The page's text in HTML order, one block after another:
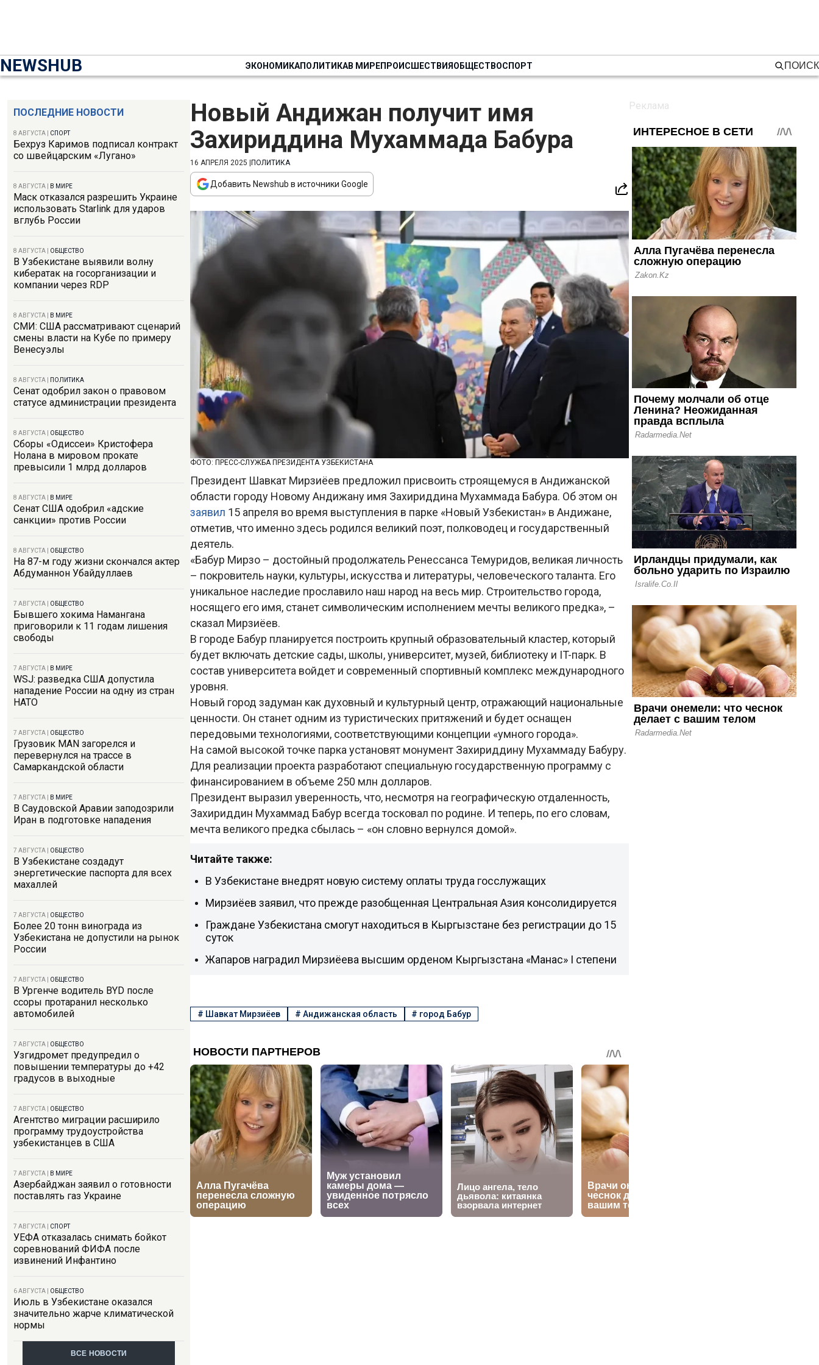
NEWSHUB ЭКОНОМИКАПОЛИТИКАВ МИРЕПРОИСШЕСТВИЯОБЩЕСТВОСПОРТ ПОИСК
ПОСЛЕДНИЕ НОВОСТИ
8 АВГУСТА СПОРТ
Бехруз Каримов подписал контракт
со швейцарским «Лугано»
8 АВГУСТА В МИРЕ
Маск отказался разрешить Украине
использовать Starlink для ударов
вглубь России
8 АВГУСТА ОБЩЕСТВО
В Узбекистане выявили волну
кибератак на госорганизации и
компании через RDP
8 АВГУСТА В МИРЕ
СМИ: США рассматривают сценарий
смены власти на Кубе по примеру
Венесуэлы
8 АВГУСТА ПОЛИТИКА
Сенат одобрил закон о правовом
статусе администрации президента
8 АВГУСТА ОБЩЕСТВО
Сборы «Одиссеи» Кристофера
Нолана в мировом прокате
превысили 1 млрд долларов
8 АВГУСТА В МИРЕ
Сенат США одобрил «адские
санкции» против России
8 АВГУСТА ОБЩЕСТВО
На 87-м году жизни скончался актер
Абдуманнон Убайдуллаев
7 АВГУСТА ОБЩЕСТВО
Бывшего хокима Намангана
приговорили к 11 годам лишения
свободы
7 АВГУСТА В МИРЕ
WSJ: разведка США допустила
нападение России на одну из стран
НАТО
7 АВГУСТА ОБЩЕСТВО
Грузовик MAN загорелся и
перевернулся на трассе в
Самаркандской области
7 АВГУСТА В МИРЕ
В Саудовской Аравии заподозрили
Иран в подготовке нападения
7 АВГУСТА ОБЩЕСТВО
В Узбекистане создадут
энергетические паспорта для всех
махаллей
7 АВГУСТА ОБЩЕСТВО
Более 20 тонн винограда из
Узбекистана не допустили на рынок
России
7 АВГУСТА ОБЩЕСТВО
В Ургенче водитель BYD после
ссоры протаранил несколько
автомобилей
7 АВГУСТА ОБЩЕСТВО
Узгидромет предупредил о
повышении температуры до +42
градусов в выходные
7 АВГУСТА ОБЩЕСТВО
Агентство миграции расширило
программу трудоустройства
узбекистанцев в США
7 АВГУСТА В МИРЕ
Азербайджан заявил о готовности
поставлять газ Украине
7 АВГУСТА СПОРТ
УЕФА отказалась снимать бойкот
соревнований ФИФА после
извинений Инфантино
6 АВГУСТА ОБЩЕСТВО
Июль в Узбекистане оказался
значительно жарче климатической
нормы
ВСЕ НОВОСТИ
Новый Андижан получит имя
Захириддина Мухаммада Бабура
16 АПРЕЛЯ 2025 ПОЛИТИКА
Добавить Newshub в источники Google
ФОТО: ПРЕСС-СЛУЖБА ПРЕЗИДЕНТА УЗБЕКИСТАНА
Президент Шавкат Мирзиёев предложил присвоить строящемуся в Андижанской
области городу Новому Андижану имя Захириддина Мухаммада Бабура. Об этом он
заявил 15 апреля во время выступления в парке «Новый Узбекистан» в Андижане,
отметив, что именно здесь родился великий поэт, полководец и государственный
деятель.
«Бабур Мирзо – достойный продолжатель Ренессанса Темуридов, великая личность
– покровитель науки, культуры, искусства и литературы, человеческого таланта. Его
уникальное наследие прославило наш народ на весь мир. Строительство города,
носящего его имя, станет символическим исполнением мечты великого предка», –
сказал Мирзиёев.
В городе Бабур планируется построить крупный образовательный кластер, который
будет включать детские сады, школы, университет, музей, библиотеку и IT-парк. В
состав университета войдет и современный спортивный комплекс международного
уровня.
Новый город задуман как духовный и культурный центр, отражающий национальные
ценности. Он станет одним из туристических притяжений и будет оснащен
передовыми технологиями, соответствующими концепции «умного города».
На самой высокой точке парка установят монумент Захириддину Мухаммаду Бабуру.
Для реализации проекта разработают специальную государственную программу с
финансированием в объеме 250 млн долларов.
Президент выразил уверенность, что, несмотря на географическую отдаленность,
Захириддин Мухаммад Бабур всегда тосковал по родине. И теперь, по его словам,
мечта великого предка сбылась – «он словно вернулся домой».
Читайте также:
В Узбекистане внедрят новую систему оплаты труда госслужащих
Мирзиёев заявил, что прежде разобщенная Центральная Азия консолидируется
Граждане Узбекистана смогут находиться в Кыргызстане без регистрации до 15
суток
Жапаров наградил Мирзиёева высшим орденом Кыргызстана «Манас» I степени
# Шавкат Мирзиёев # Андижанская область # город Бабур